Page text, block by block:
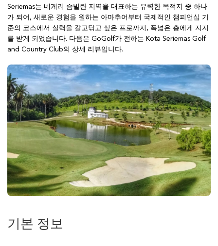
Seriemas는 네게리 슴빌란 지역을 대표하는 유력한 목적지 중 하나
가 되어, 새로운 경험을 원하는 아마추어부터 국제적인 챔피언십 기
준의 코스에서 실력을 갈고닦고 싶은 프로까지, 폭넓은 층에게 지지
를 받게 되었습니다. 다음은 GoGolf가 전하는 Kota Seriemas Golf
and Country Club의 상세 리뷰입니다.
기본 정보